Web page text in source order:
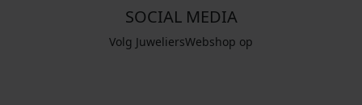
SOCIAL MEDIA
Volg JuweliersWebshop op